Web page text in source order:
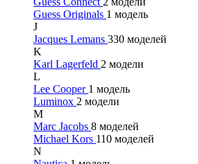
Guess Originals 1 модель
J
Jacques Lemans 330 моделей
K
Karl Lagerfeld 2 модели
L
Lee Cooper 1 модель
Luminox 2 модели
M
Marc Jacobs 8 моделей
Michael Kors 110 моделей
N